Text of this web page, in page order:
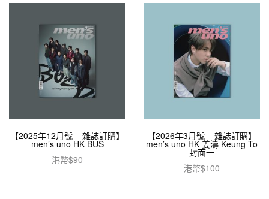
【2025年12月號 – 雜誌訂購】
men’s uno HK BUS
港幣$90
【2026年3月號 – 雜誌訂購】
men’s uno HK 姜濤 Keung To
封面一
港幣$100